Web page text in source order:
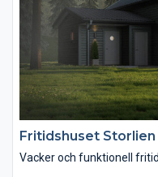
Fritidshuset Storlien
Vacker och funktionell